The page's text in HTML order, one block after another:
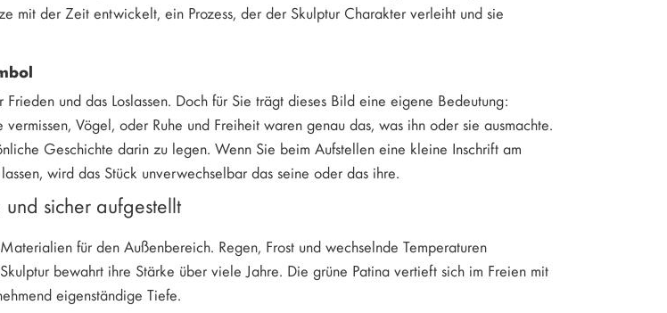
mit der Zeit entwickelt, ein Prozess, der der Skulptur Charakter verleiht und sie
Frieden und das Loslassen. Doch für Sie trägt dieses Bild eine eigene Bedeutung:
Vögel, oder Ruhe und Freiheit waren genau das, was ihn oder sie ausmachte.
Geschichte darin zu legen. Wenn Sie beim Aufstellen eine kleine Inschrift am
wird das Stück unverwechselbar das seine oder das ihre.
sicher aufgestellt
für den Außenbereich. Regen, Frost und wechselnde Temperaturen
bewahrt ihre Stärke über viele Jahre. Die grüne Patina vertieft sich im Freien mit
eigenständige Tiefe.